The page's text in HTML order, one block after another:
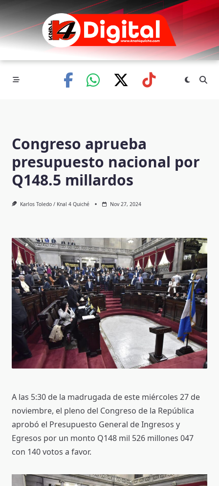
Skip
content
Congreso aprueba
presupuesto nacional por
Q148.5 millardos
Karlos Toledo / Knal 4 Quiché Nov 27, 2024
A las 5:30 de la madrugada de este miércoles 27 de
noviembre, el pleno del Congreso de la República
aprobó el Presupuesto General de Ingresos y
Egresos por un monto Q148 mil 526 millones 047
con 140 votos a favor.